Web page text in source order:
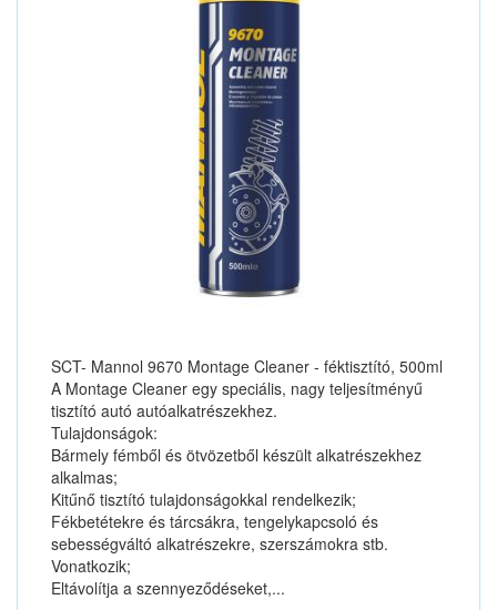
SCT- Mannol 9670 Montage Cleaner - féktisztító, 500ml
A Montage Cleaner egy speciális, nagy teljesítményű
tisztító autó autóalkatrészekhez.
Tulajdonságok:
Bármely fémből és ötvözetből készült alkatrészekhez
alkalmas;
Kitűnő tisztító tulajdonságokkal rendelkezik;
Fékbetétekre és tárcsákra, tengelykapcsoló és
sebességváltó alkatrészekre, szerszámokra stb.
Vonatkozik;
Eltávolítja a szennyeződéseket,...